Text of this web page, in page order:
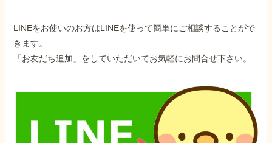
LINEをお使いのお方はLINEを使って簡単にご相談することがで
きます。
「お友だち追加」をしていただいてお気軽にお問合せ下さい。